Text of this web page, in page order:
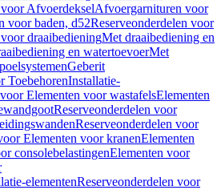
AfvoerdekselAfvoergarnituren voor
voor baden, d52Reserveonderdelen voor
draaibedieningMet draaibediening en
en watertoevoerMet
Geberit
ToebehorenInstallatie-
Elementen voor wastafelsElementen
Reserveonderdelen voor
Reserveonderdelen voor
Elementen voor kranenElementen
consolebelastingenElementen voor
elementenReserveonderdelen voor